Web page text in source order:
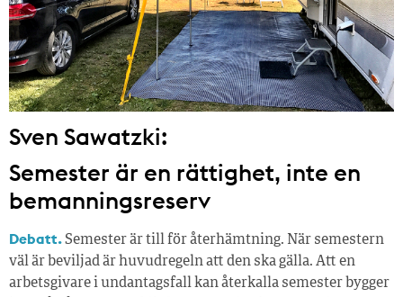
Sven Sawatzki:
Semester är en rättighet, inte en
bemanningsreserv
Debatt.Semester är till för återhämtning. När semestern
väl är beviljad är huvudregeln att den ska gälla. Att en
arbetsgivare i undantagsfall kan återkalla semester bygger